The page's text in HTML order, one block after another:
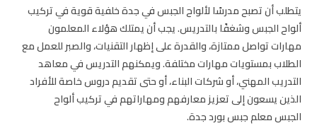
يتطلب أن تصبح مدرسًا لألواح الجبس في جدة خلفية قوية في تركيب
ألواح الجبس وشغفًا بالتدريس. يجب أن يمتلك هؤلاء المعلمون
مهارات تواصل ممتازة، والقدرة على إظهار التقنيات، والصبر للعمل مع
الطلاب بمستويات مهارات مختلفة. ويمكنهم التدريس في معاهد
التدريب المهني، أو شركات البناء، أو حتى تقديم دروس خاصة للأفراد
الذين يسعون إلى تعزيز معارفهم ومهاراتهم في تركيب ألواح
الجبسمعلم جبس بورد جدة.